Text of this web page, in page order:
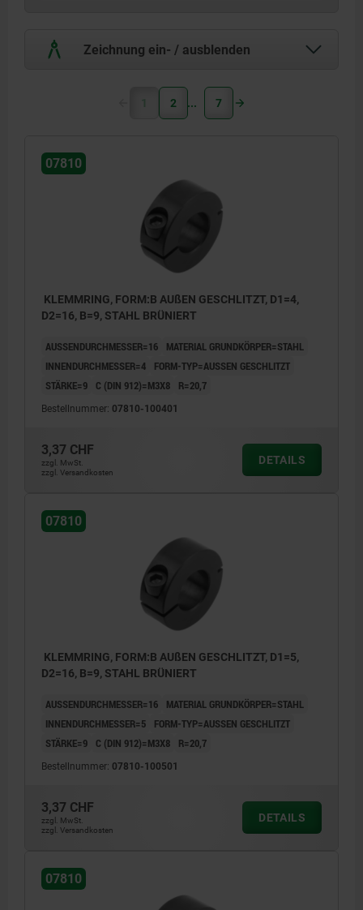
Zeichnung ein- / ausblenden
1 2 7
07810
KLEMMRING, FORM:B AUßEN GESCHLITZT, D1=4,
D2=16, B=9, STAHL BRÜNIERT
AUSSENDURCHMESSER=16
MATERIAL GRUNDKÖRPER=STAHL
INNENDURCHMESSER=4
FORM-TYP=AUSSEN GESCHLITZT
STÄRKE=9
C (DIN 912)=M3X8 R=20,7
Bestellnummer: 07810-100401
3,37 CHF
zzgl. MwSt.
zzgl. Versandkosten
DETAILS
07810
KLEMMRING, FORM:B AUßEN GESCHLITZT, D1=5,
D2=16, B=9, STAHL BRÜNIERT
AUSSENDURCHMESSER=16
MATERIAL GRUNDKÖRPER=STAHL
INNENDURCHMESSER=5
FORM-TYP=AUSSEN GESCHLITZT
STÄRKE=9
C (DIN 912)=M3X8 R=20,7
Bestellnummer: 07810-100501
3,37 CHF
zzgl. MwSt.
zzgl. Versandkosten
DETAILS
07810